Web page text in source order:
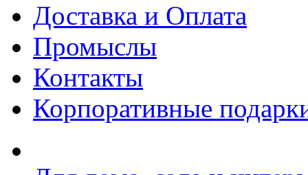
Доставка и Оплата
Промыслы
Контакты
Корпоративные